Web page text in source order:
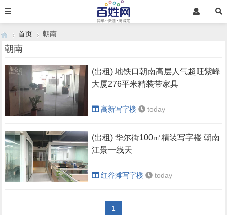
首页
›
朝南
朝南
(出租) 地铁口朝南高层人气超旺紫峰
大厦276平米精装带家具
高新写字楼 today
(出租) 华尔街100㎡精装写字楼 朝南
江景一线天
红谷滩写字楼 today
1